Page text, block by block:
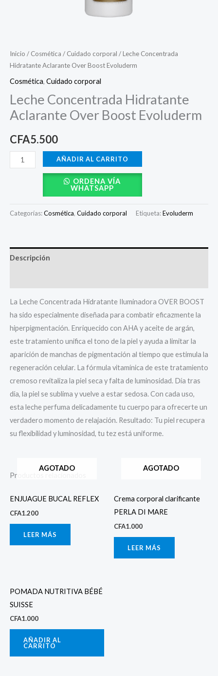
Inicio / Cosmética / Cuidado corporal / Leche Concentrada
Hidratante Aclarante Over Boost Evoluderm
Cosmética, Cuidado corporal
Leche Concentrada Hidratante
Aclarante Over Boost Evoluderm
CFA5.500
AÑADIR AL CARRITO
ORDENA VÍA
WHATSAPP
Categorías:Cosmética, Cuidado corporal Etiqueta:Evoluderm
Descripción
La Leche Concentrada Hidratante Iluminadora OVER BOOST
ha sido especialmente diseñada para combatir eficazmente la
hiperpigmentación. Enriquecido con AHA y aceite de argán,
este tratamiento unifica el tono de la piel y ayuda a limitar la
aparición de manchas de pigmentación al tiempo que estimula la
regeneración celular. La fórmula vitamínica de este tratamiento
cremoso revitaliza la piel seca y falta de luminosidad. Día tras
día, la piel se sublima y vuelve a estar sedosa. Con cada uso,
esta leche perfuma delicadamente tu cuerpo para ofrecerte un
verdadero momento de relajación. Resultado: Tu piel recupera
su flexibilidad y luminosidad, tu tez está uniforme.
Productos relacionados
AGOTADO
ENJUAGUE BUCAL REFLEX
CFA1.200
LEER MÁS
AGOTADO
Crema corporal clarificante
PERLA DI MARE
CFA1.000
LEER MÁS
POMADA NUTRITIVA BÉBÉ
SUISSE
CFA1.000
AÑADIR AL
CARRITO